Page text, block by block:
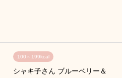
100～199kcal
シャキ子さん ブルーベリー＆